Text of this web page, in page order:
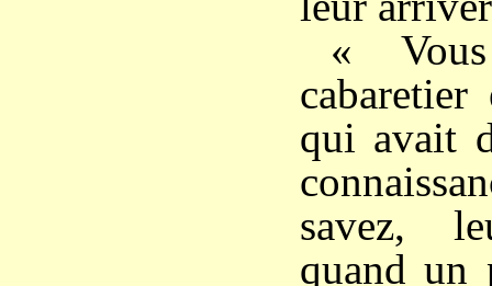
«
qui avait
savez,
quand un